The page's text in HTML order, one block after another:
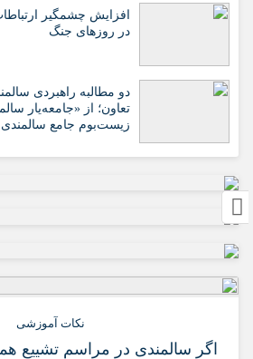
افزایش چشمگیر
در روزهای جنگ
دو مطالبه راهبردی
تعاون؛ از «جامعه‌یار
زیست‌بوم جامع
نکات آموزشی
اگر سالمندی در مراسم تشییع